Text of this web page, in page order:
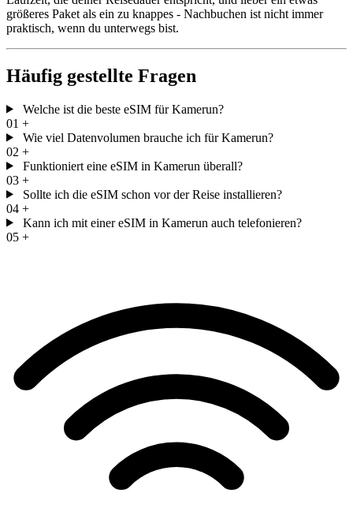
größeres Paket als ein zu knappes - Nachbuchen ist nicht immer
praktisch, wenn du unterwegs bist.
Häufig gestellte Fragen
Welche ist die beste eSIM für Kamerun?
01 +
Wie viel Datenvolumen brauche ich für Kamerun?
02 +
Funktioniert eine eSIM in Kamerun überall?
03 +
Sollte ich die eSIM schon vor der Reise installieren?
04 +
Kann ich mit einer eSIM in Kamerun auch telefonieren?
05 +